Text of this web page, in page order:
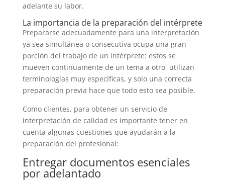
adelante su labor.
La importancia de la preparación del intérprete
Prepararse adecuadamente para una interpretación
ya sea simultánea o consecutiva ocupa una gran
porción del trabajo de un intérprete: estos se
mueven continuamente de un tema a otro, utilizan
terminologías muy específicas, y solo una correcta
preparación previa hace que todo esto sea posible.
Como clientes, para obtener un servicio de
interpretación de calidad es importante tener en
cuenta algunas cuestiones que ayudarán a la
preparación del profesional:
Entregar documentos esenciales
por adelantado